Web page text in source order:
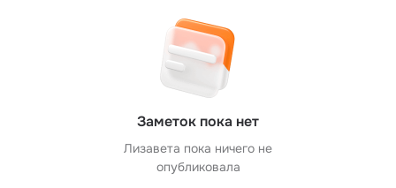
Заметок пока нет
Лизавета пока ничего не
опубликовала